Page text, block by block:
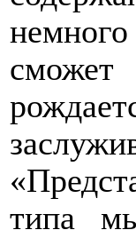
сможет
типа